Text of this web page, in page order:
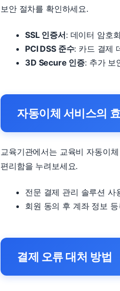
보안 절차를 확인하세요.
SSL 인증서: 데이터 암호
PCI DSS 준수: 카드 결제
3D Secure 인증: 추가 보
자동이체 서비스의
교육기관에서는 교육비 자동이
편리함을 누려보세요.
전문 결제 관리 솔루션 사
회원 동의 후 계좌 정보
결제 오류 대처 방법